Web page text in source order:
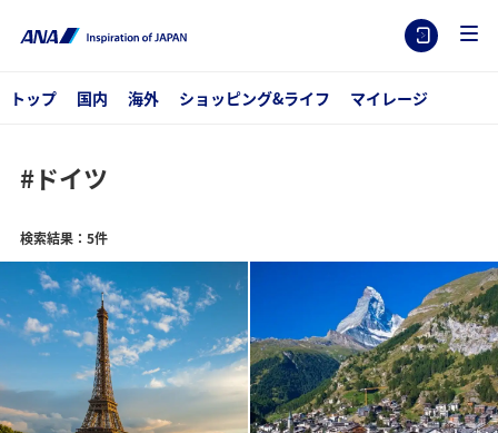
トップ 国内 海外 ショッピング&ライフ マイレージ
#ドイツ
検索結果：5件